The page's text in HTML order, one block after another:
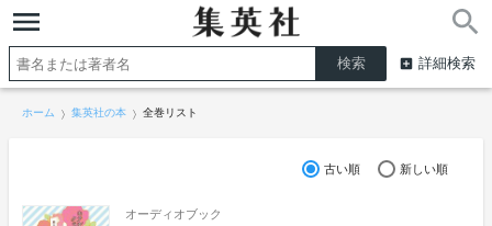
詳細検索
ホーム 集英社の本 全巻リスト
古い順 新しい順
オーディオブック